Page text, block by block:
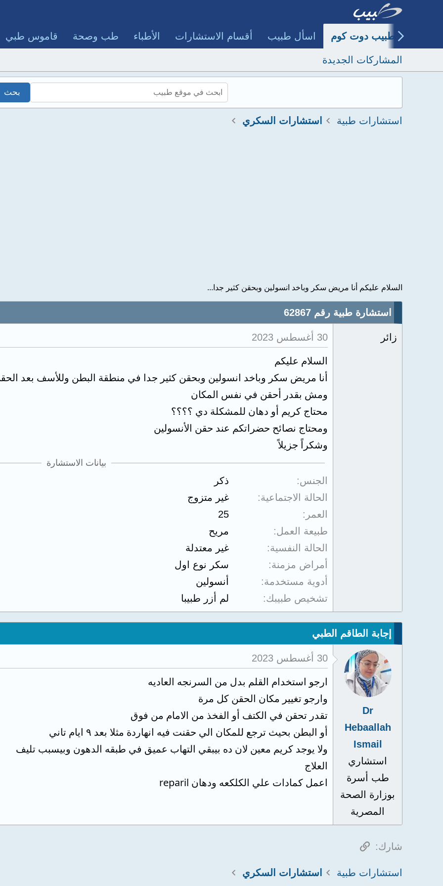
طبيب دوت كوم اسأل طبيب أقسام الاستشارات الأطباء طب وصحة قاموس طبي
المشاركات الجديدة
استشارات طبية استشارات السكري
السلام عليكم أنا مريض سكر وباخد انسولين وبحقن كثير جدا...
استشارة طبية رقم 62867
زائر 30 أغسطس 2023
السلام عليكم
أنا مريض سكر وباخد انسولين وبحقن كثير جدا في منطقة البطن وللأسف بعد
ومش بقدر أحقن في نفس المكان
محتاج كريم أو دهان للمشكلة دي ؟؟؟؟
ومحتاج نصائح حضراتكم عند حقن الأنسولين
وشكراً جزيلاً
بيانات الاستشارة
الجنس
ذكر
الحالة الاجتماعية
غير متزوج
العمر
25
طبيعة العمل
مريح
الحالة النفسية
غير معتدلة
أمراض مزمنة
سكر نوع اول
أدوية مستخدمة
أنسولين
تشخيص طبيبك
لم أزر طبيبا
إجابة الطاقم الطبي
Dr
Hebaallah
Ismail
استشاري
طب أسرة
بوزارة الصحة
المصرية
30 أغسطس 2023
ارجو استخدام القلم بدل من السرنجه العاديه
وارجو تغيير مكان الحقن كل مرة
تقدر تحقن في الكتف أو الفخذ من الامام من فوق
أو البطن بحيث ترجع للمكان الي حقنت فيه انهاردة مثلا بعد ٩ ايام تاني
ولا يوجد كريم معين لان ده بيبقي التهاب عميق في طبقه الدهون وبيسبب تليف
العلاج
اعمل كمادات علي الكلكعه ودهان reparil
شارك: الرابط
استشارات طبية استشارات السكري